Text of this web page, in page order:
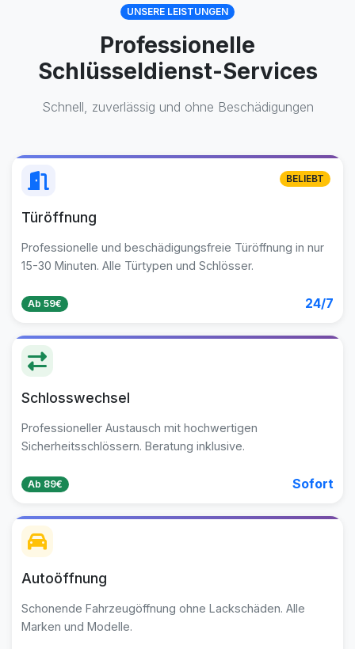
UNSERE LEISTUNGEN
Professionelle
Schlüsseldienst-Services
Schnell, zuverlässig und ohne Beschädigungen
Türöffnung
Professionelle und beschädigungsfreie Türöffnung in nur
15-30 Minuten. Alle Türtypen und Schlösser.
Ab 59€ 24/7
BELIEBT
Schlosswechsel
Professioneller Austausch mit hochwertigen
Sicherheitsschlössern. Beratung inklusive.
Ab 89€ Sofort
Autoöffnung
Schonende Fahrzeugöffnung ohne Lackschäden. Alle
Marken und Modelle.